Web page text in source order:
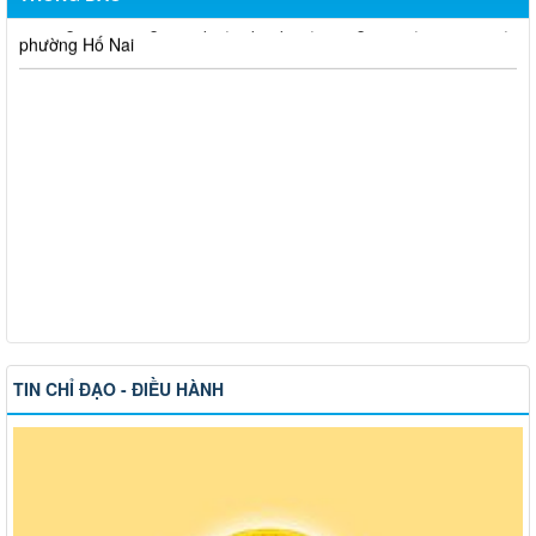
phường Hố Nai
TIN CHỈ ĐẠO - ĐIỀU HÀNH